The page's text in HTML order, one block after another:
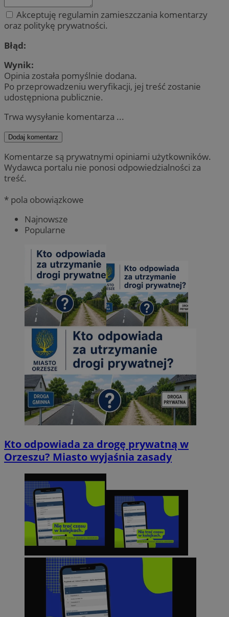
Akceptuję regulamin zamieszczania komentarzy
oraz politykę prywatności.
Błąd:
Wynik:
Opinia została pomyślnie dodana.
Po przeprowadzeniu weryfikacji, jej treść zostanie
udostępniona publicznie.
Trwa wysyłanie komentarza ...
Dodaj komentarz
Komentarze są prywatnymi opiniami użytkowników.
Wydawca portalu nie ponosi odpowiedzialności za
treść.
* pola obowiązkowe
Najnowsze
Popularne
Kto odpowiada za drogę prywatną w
Orzeszu? Miasto wyjaśnia zasady